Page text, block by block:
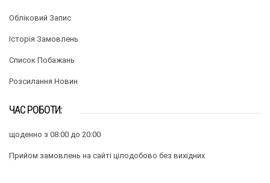
Обліковий Запис
Історія Замовлень
Список Побажань
Розсилання Новин
ЧАС РОБОТИ:
щоденно з 08:00 до 20:00
Прийом замовлень на сайті цілодобово без вихідних